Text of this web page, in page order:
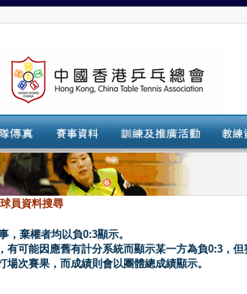
球員資料搜尋
，棄權者均以負0:3顯示。
有可能因應舊有計分系統而顯示某一方為負0:3，
場次賽果，而成績則會以團體總成績顯示。